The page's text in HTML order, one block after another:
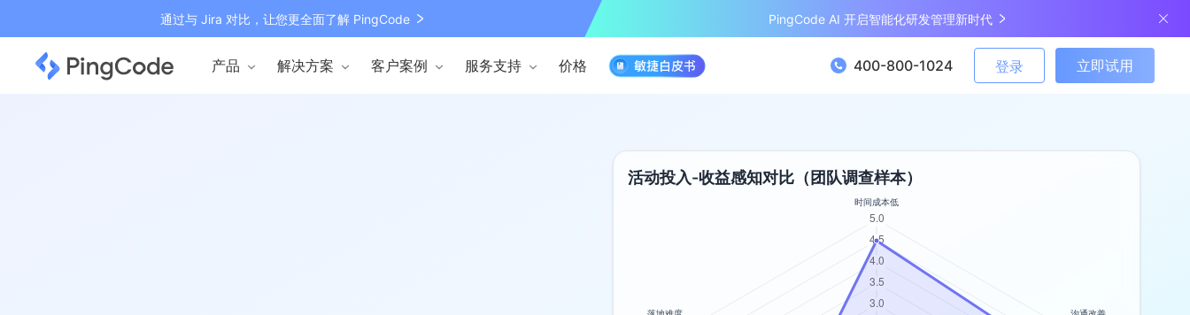
通过与 Jira 对比，让您更全面了解 PingCode PingCode AI 开启智能化研发管理新时代
产品 解决方案 客户案例 服务支持 价格 400-800-1024 登录 立即试用
活动投入-收益感知对比（团队调查样本）